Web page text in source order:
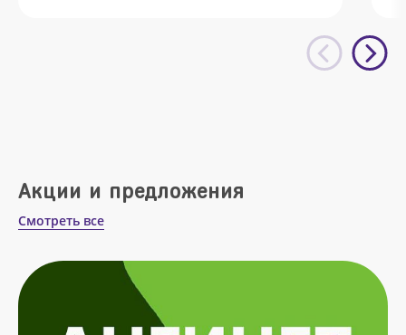
Акции и предложения
Смотреть все